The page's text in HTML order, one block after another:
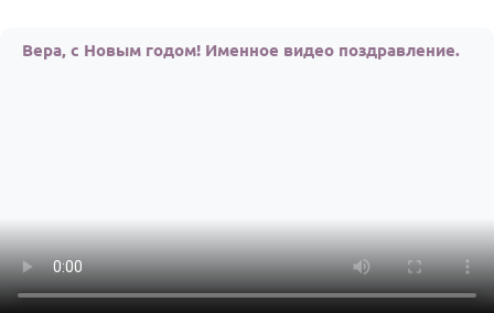
Открытки
Юбилей
Свадьба
Годовщина свадьбы
Вера, с Новым годом! Именное видео поздравление.